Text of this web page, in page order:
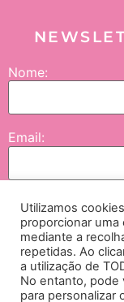
Nome:
Email:
Enviar
Concordo que os meus
Healthcare International,
Utilizamos
proporcionar uma
mediante a
repetidas. Ao
a utilização de
No entanto, pode
para personalizar